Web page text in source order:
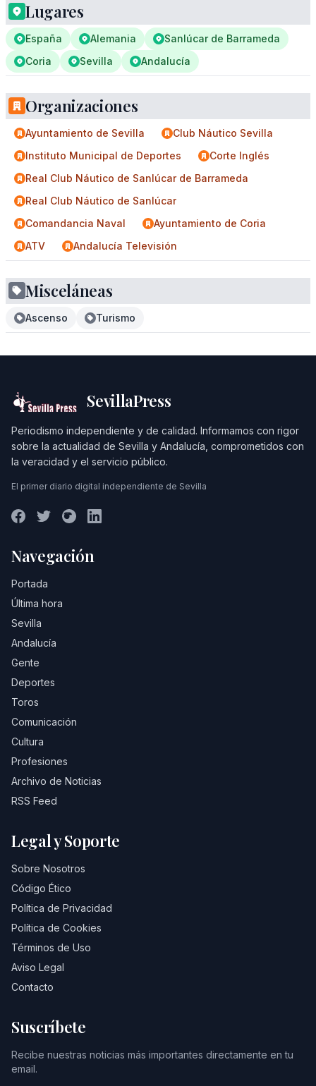
Lugares
España Alemania
Sanlúcar de Barrameda
Coria
Sevilla Andalucía
Organizaciones
Ayuntamiento de Sevilla
Club Náutico Sevilla
Instituto Municipal de Deportes
Corte Inglés
Real Club Náutico de Sanlúcar de Barrameda
Real Club Náutico de Sanlúcar
Comandancia Naval
Ayuntamiento de Coria
ATV
Andalucía Televisión
Misceláneas
Ascenso Turismo
SevillaPress
Periodismo independiente y de calidad. Informamos con rigor
sobre la actualidad de Sevilla y Andalucía, comprometidos con
la veracidad y el servicio público.
El primer diario digital independiente de Sevilla
Navegación
Portada
Última hora
Sevilla
Andalucía
Gente
Deportes
Toros
Comunicación
Cultura
Profesiones
Archivo de Noticias
RSS Feed
Legal y Soporte
Sobre Nosotros
Código Ético
Política de Privacidad
Política de Cookies
Términos de Uso
Aviso Legal
Contacto
Suscríbete
Recibe nuestras noticias más importantes directamente en tu
email.